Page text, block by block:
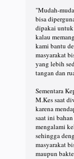
"Mudah-
bisa
dipakai
kalau
kami bantu
masyarakat
yang lebih
tangan dan
Sementara
M.Kes saat
karena
saat ini
mengalami
sehingga
masyarakat
maupun